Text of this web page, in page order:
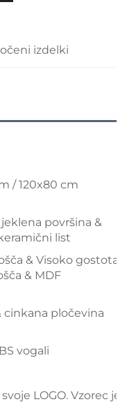
izdelki
/ 120x80 cm
površina &
list
& Visoko gostota
& MDF
cinkana pločevina
vogali
LOGO. Vzorec je